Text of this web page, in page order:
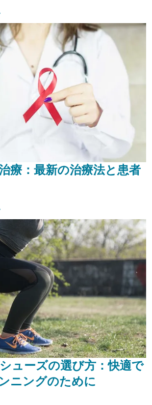
療：最新の治療法と患者
ューズの選び方：快適で
ニングのために